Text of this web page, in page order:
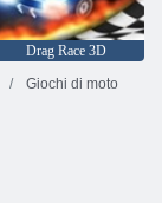
Drag Race 3D
Giochi di moto